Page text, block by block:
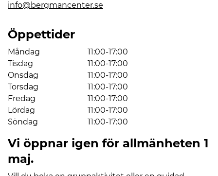
info@bergmancenter.se
Öppettider
Måndag
11:00-17:00
Tisdag
11:00-17:00
Onsdag
11:00-17:00
Torsdag
11:00-17:00
Fredag
11:00-17:00
Lördag
11:00-17:00
Söndag
11:00-17:00
Vi öppnar igen för allmänheten 1
maj.